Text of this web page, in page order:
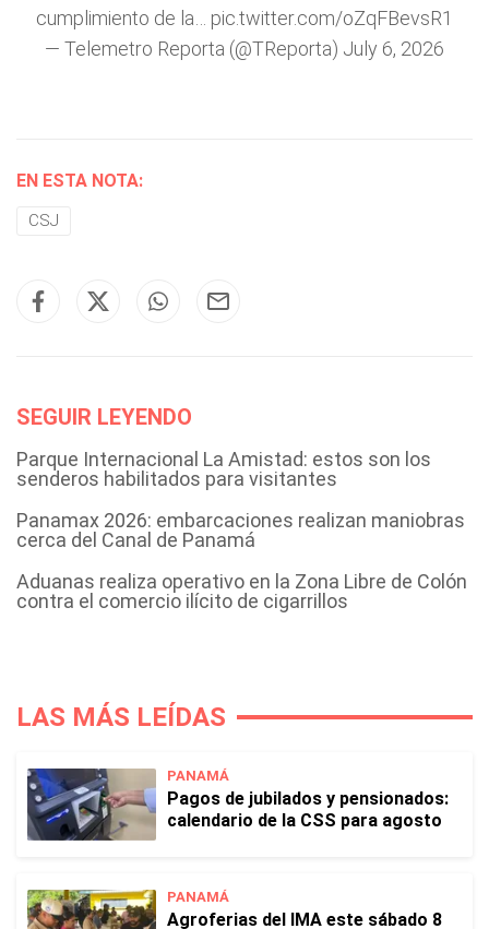
cumplimiento de la… pic.twitter.com/oZqFBevsR1
— Telemetro Reporta (@TReporta) July 6, 2026
EN ESTA NOTA:
CSJ
SEGUIR LEYENDO
Parque Internacional La Amistad: estos son los
senderos habilitados para visitantes
Panamax 2026: embarcaciones realizan maniobras
cerca del Canal de Panamá
Aduanas realiza operativo en la Zona Libre de Colón
contra el comercio ilícito de cigarrillos
LAS MÁS LEÍDAS
PANAMÁ
Pagos de jubilados y pensionados:
calendario de la CSS para agosto
PANAMÁ
Agroferias del IMA este sábado 8